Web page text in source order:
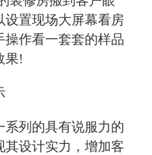
设置现场大屏幕看房
作看一套套的样品
果!
列的具有说服力的
设计实力，增加客